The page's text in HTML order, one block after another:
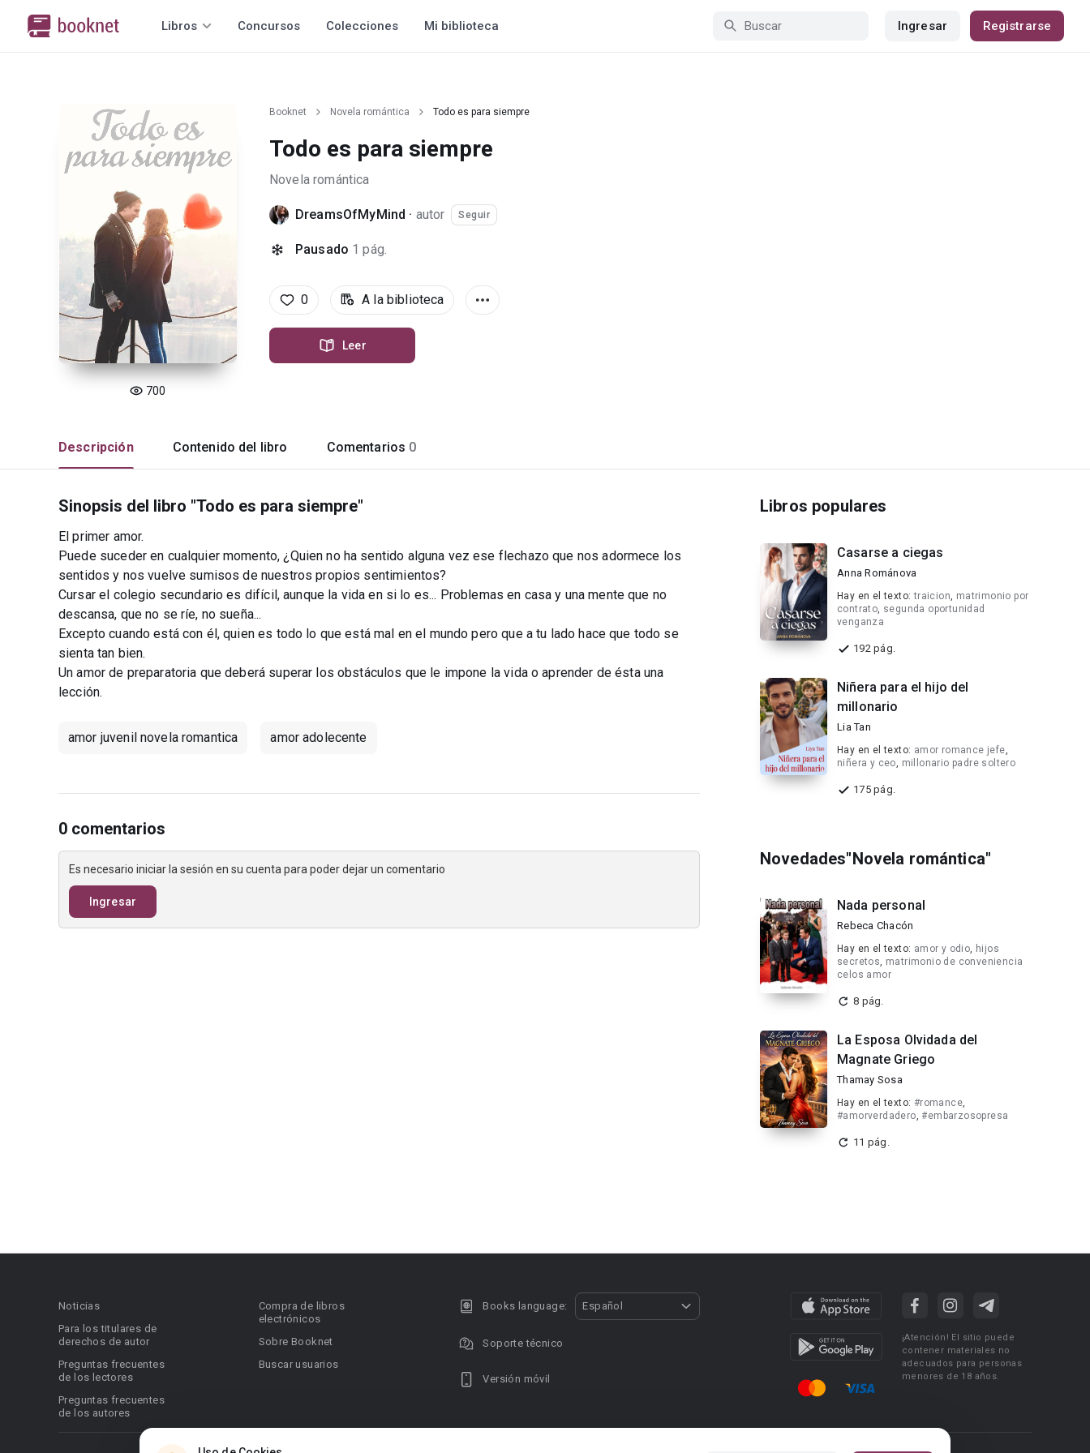
Libros Concursos Colecciones Mi biblioteca Ingresar Registrarse
700
Booknet Novela romántica Todo es para siempre
Todo es para siempre
Novela romántica
DreamsOfMyMind · autor Seguir
Pausado 1 pág.
0 A la biblioteca
Leer
Descripción Contenido del libro Comentarios 0
Sinopsis del libro "Todo es para siempre"
El primer amor.
Puede suceder en cualquier momento, ¿Quien no ha sentido alguna vez ese flechazo que nos adormece los
sentidos y nos vuelve sumisos de nuestros propios sentimientos?
Cursar el colegio secundario es difícil, aunque la vida en si lo es... Problemas en casa y una mente que no
descansa, que no se ríe, no sueña...
Excepto cuando está con él, quien es todo lo que está mal en el mundo pero que a tu lado hace que todo se
sienta tan bien.
Un amor de preparatoria que deberá superar los obstáculos que le impone la vida o aprender de ésta una
lección.
amor juvenil novela romantica amor adolecente
0 comentarios
Es necesario iniciar la sesión en su cuenta para poder dejar un comentario
Ingresar
Libros populares
Casarse a ciegas
Anna Románova
Hay en el texto:traicion, matrimonio por
contrato, segunda oportunidad
venganza
192 pág.
Niñera para el hijo del
millonario
Lia Tan
Hay en el texto: amor romance jefe,
niñera y ceo, millonario padre soltero
175 pág.
Novedades"Novela romántica"
Nada personal
Rebeca Chacón
Hay en el texto: amor y odio, hijos
secretos, matrimonio de conveniencia
celos amor
8 pág.
La Esposa Olvidada del
Magnate Griego
Thamay Sosa
Hay en el texto: #romance,
#amorverdadero,#embarzosopresa
11 pág.
Noticias
Para los titulares de
derechos de autor
Preguntas frecuentes
de los lectores
Preguntas frecuentes
de los autores
Compra de libros
electrónicos
Sobre Booknet
Buscar usuarios
Books language: Español
Soporte técnico
Versión móvil
¡Atención! El sitio puede
contener materiales no
adecuados para personas
menores de 18 años.